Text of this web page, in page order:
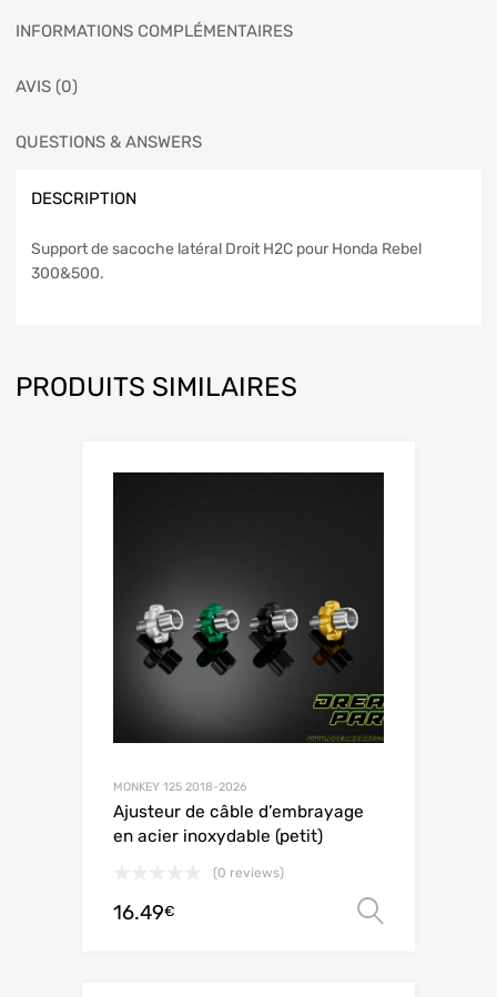
INFORMATIONS COMPLÉMENTAIRES
AVIS (0)
QUESTIONS & ANSWERS
DESCRIPTION
Support de sacoche latéral Droit H2C pour Honda Rebel
300&500.
PRODUITS SIMILAIRES
MONKEY 125 2018-2026
Ajusteur de câble d’embrayage
en acier inoxydable (petit)
(0 reviews)
16.49€